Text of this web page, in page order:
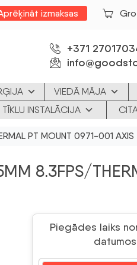
izmaksas
+371
VIEDĀ MĀJA
TĪKLU INSTALĀCIJA
PT MOUNT 0971-001 AXIS
8.3FPS/
Piegādes laiks
datumos